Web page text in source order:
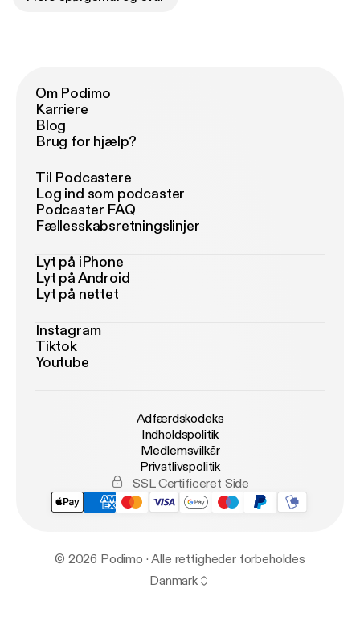
Om Podimo
Karriere
Blog
Brug for hjælp?
Til Podcastere
Log ind som podcaster
Podcaster FAQ
Fællesskabsretningslinjer
Lyt på iPhone
Lyt på Android
Lyt på nettet
Instagram
Tiktok
Youtube
Adfærdskodeks
Indholdspolitik
Medlemsvilkår
Privatlivspolitik
SSL Certificeret Side
© 2026 Podimo · Alle rettigheder forbeholdes
Danmark